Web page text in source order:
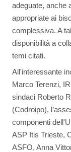
adeguate, anche
appropriate ai
complessiva. A
disponibilità a
temi citati.
All'interessante
Marco Terenzi,
sindaci Roberto
(Codroipo),
componenti
ASP Itis Trieste,
ASFO, Anna